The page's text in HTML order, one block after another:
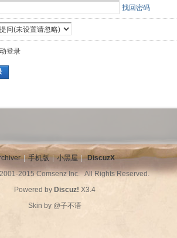
找回密码
登录
| 手机版 | 小黑屋 | DiscuzX
2015Comsenz Inc.All Rights Reserved.
Powered by Discuz! X3.4
Skin by @子不语